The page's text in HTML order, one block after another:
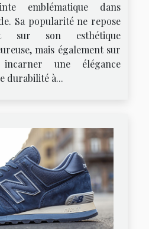
emblématique dans
Sa popularité ne repose
sur son esthétique
mais également sur
une élégance
durabilité à...